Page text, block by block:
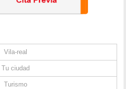
Vila-real
Tu ciudad
Turismo